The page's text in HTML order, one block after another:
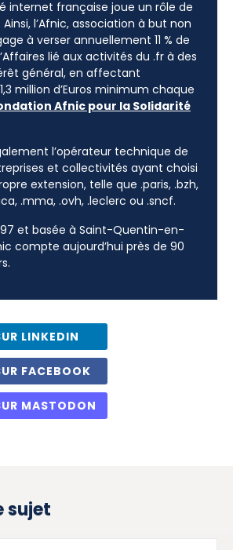
internet française joue un rôle de
l’Afnic, association à but non
à verser annuellement 11 % de
lié aux activités du .fr à des
général, en affectant
million d’Euros minimum chaque
Afnic pour la Solidarité
l’opérateur technique de
et collectivités ayant choisi
extension, telle que .paris, .bzh,
.mma, .ovh, .leclerc ou .sncf.
et basée à Saint-Quentin-en-
compte aujourd’hui près de 90
LINKEDIN
FACEBOOK
MASTODON
sujet